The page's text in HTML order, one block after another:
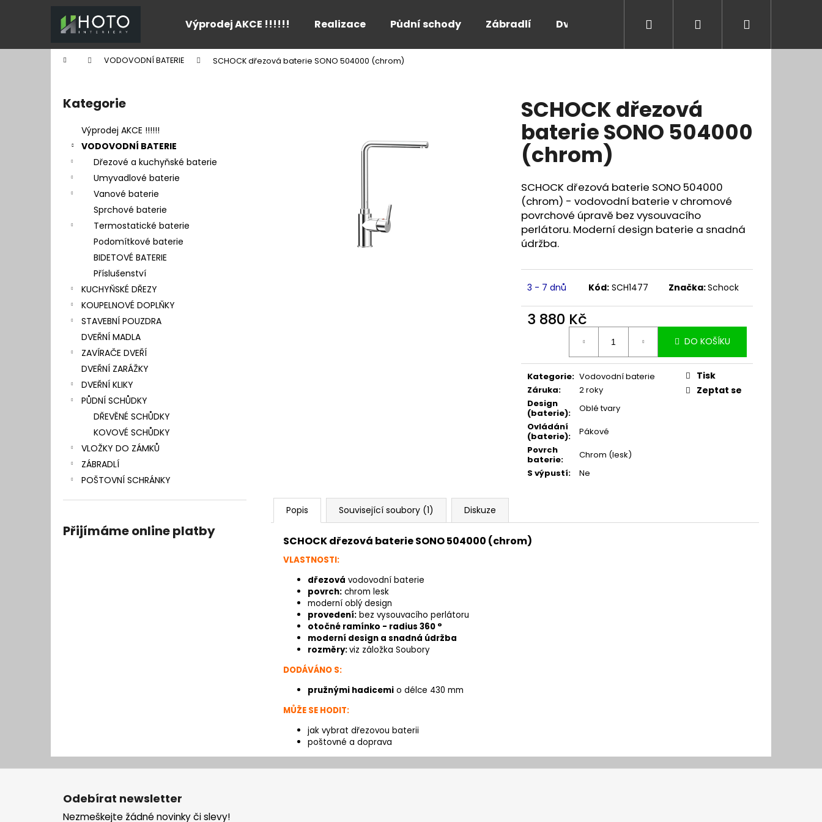
Výprodej AKCE !!!!!! Realizace Půdní schody Zábradlí Dveře a zárubně Kontakt Blog
Přihlášení
Domů VODOVODNÍ BATERIE SCHOCK dřezová baterie SONO 504000 (chrom)
Přeskočit
kategorie
Kategorie
Výprodej AKCE !!!!!!
VODOVODNÍ BATERIE
Dřezové a kuchyňské baterie
Umyvadlové baterie
Vanové baterie
Sprchové baterie
Termostatické baterie
Podomítkové baterie
BIDETOVÉ BATERIE
Příslušenství
KUCHYŇSKÉ DŘEZY
KOUPELNOVÉ DOPLŇKY
STAVEBNÍ POUZDRA
DVEŘNÍ MADLA
ZAVÍRAČE DVEŘÍ
DVEŘNÍ ZARÁŽKY
DVEŘNÍ KLIKY
PŮDNÍ SCHŮDKY
DŘEVĚNÉ SCHŮDKY
KOVOVÉ SCHŮDKY
VLOŽKY DO ZÁMKŮ
ZÁBRADLÍ
POŠTOVNÍ SCHRÁNKY
Přijímáme online platby
SCHOCK dřezová
baterie SONO 504000
(chrom)
SCHOCK dřezová baterie SONO 504000
(chrom) - vodovodní baterie v chromové
povrchové úpravě bez vysouvacího
perlátoru. Moderní design baterie a snadná
údržba.
3 - 7 dnů Kód: SCH1477 Značka:Schock
3 880 Kč
DO KOŠÍKU
Kategorie: Vodovodní baterie
Záruka:
2 roky
Design
(baterie):
Oblé tvary
Ovládání
(baterie):
Pákové
Povrch
baterie:
Chrom (lesk)
S výpustí: Ne
Tisk
Zeptat se
Popis Související soubory (1) Diskuze
SCHOCK dřezová baterie SONO 504000 (chrom)
VLASTNOSTI:
dřezová vodovodní baterie
povrch: chrom lesk
moderní oblý design
provedení: bez vysouvacího perlátoru
otočné ramínko - radius 360 °
moderní design a snadná údržba
rozměry:viz záložka Soubory
DODÁVÁNO S:
pružnými hadicemi o délce 430 mm
MŮŽE SE HODIT:
jak vybrat dřezovou baterii
poštovné a doprava
í
Zpět
do
Zpět
do
Co potřebujete najít?
Z
Odebírat newsletter
Nezmeškejte žádné novinky či slevy!